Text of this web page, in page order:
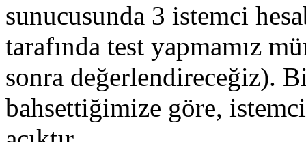
sunucusunda 3 istemci
tarafında test yapmamız
sonra değerlendireceğiz).
bahsettiğimize göre,